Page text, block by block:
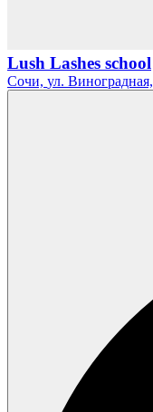
Lush Lashes school
Сочи, ул. Виноградная,